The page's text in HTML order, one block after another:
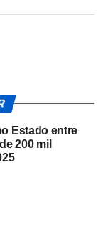
Estado entre
200 mil